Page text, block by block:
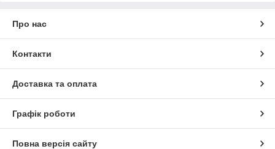
Про нас
Контакти
Доставка та оплата
Графік роботи
Повна версія сайту